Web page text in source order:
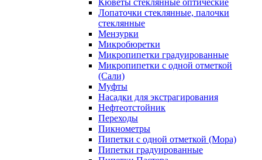
Кюветы стеклянные оптические
Лопаточки стеклянные, палочки
стеклянные
Мензурки
Микробюретки
Микропипетки градуированные
Микропипетки с одной отметкой
(Сали)
Муфты
Насадки для экстрагирования
Нефтеотстойник
Переходы
Пикнометры
Пипетки с одной отметкой (Мора)
Пипетки градуированные